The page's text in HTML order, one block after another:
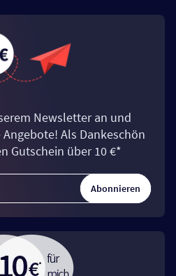
Newsletter an und
Als Dankeschön
Gutschein über 10 €*
Abonnieren